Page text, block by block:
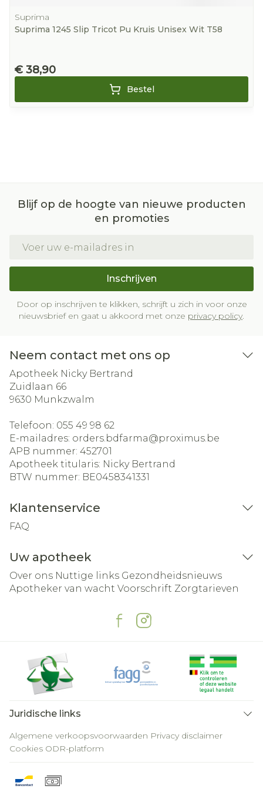
Suprima
Suprima 1245 Slip Tricot Pu Kruis Unisex Wit T58
€ 38,90
Bestel
Blijf op de hoogte van nieuwe producten
en promoties
Inschrijven
Door op inschrijven te klikken, schrijft u zich in voor onze
nieuwsbrief en gaat u akkoord met onze privacy policy.
Neem contact met ons op
Apotheek Nicky Bertrand
Zuidlaan 66
9630 Munkzwalm
Telefoon: 055 49 98 62
E-mailadres: orders.bdfarma@proximus.be
APB nummer: 452701
Apotheek titularis: Nicky Bertrand
BTW nummer: BE0458341331
Klantenservice
FAQ
Uw apotheek
Over ons Nuttige links Gezondheidsnieuws
Apotheker van wacht Voorschrift Zorgtarieven
Juridische links
Algemene verkoopsvoorwaarden Privacy disclaimer
Cookies ODR-platform